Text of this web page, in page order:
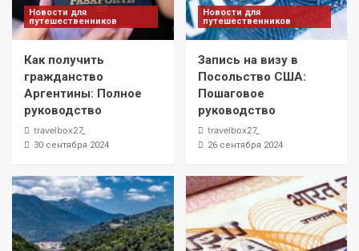
Новости для
путешественников
Как получить
гражданство
Аргентины: Полное
руководство
travelbox27_
30 сентября 2024
Новости для
путешественников
Запись на визу в
Посольство США:
Пошаговое
руководство
travelbox27_
26 сентября 2024